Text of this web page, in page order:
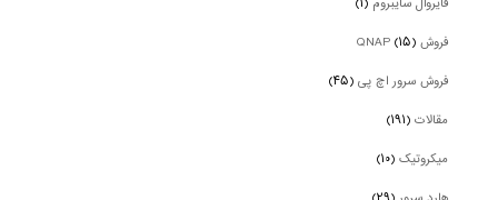
فروش QNAP (۱۵)
فروش سرور اچ پی(۴۵)
مقالات(۱۹۱)
میکروتیک(۱۰)